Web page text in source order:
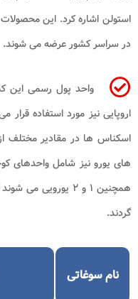
استولن اشاره کرد. این
در سراسر کشور عرضه می شوند.
واحد پول رسمی این
همچنین ۱ و ۲
گردند.
نام سوغاتی